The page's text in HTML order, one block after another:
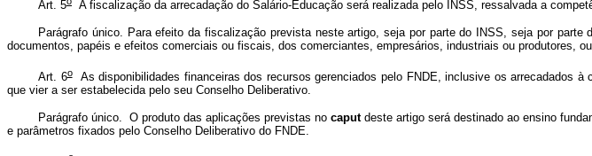
Art. 5 A fiscalização da arrecadação do Salário-Educação será realizada pelo INSS, ressalvada a
Parágrafo único. Para efeito da fiscalização prevista neste artigo, seja por parte do INSS, seja por
documentos, papéis e efeitos comerciais ou fiscais, dos comerciantes, empresários, industriais ou produtores,
Art. 6oAs disponibilidades financeiras dos recursos gerenciados pelo FNDE, inclusive os arrecadados
que vier a ser estabelecida pelo seu Conselho Deliberativo.
Parágrafo único. O produto das aplicações previstas no caputdeste artigo será destinado ao ensino
e parâmetros fixados pelo Conselho Deliberativo do FNDE.